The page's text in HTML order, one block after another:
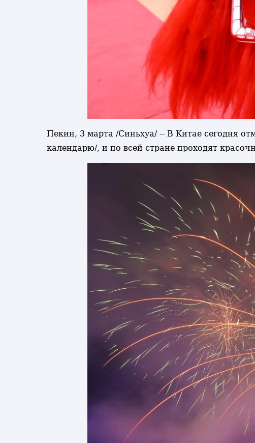
Пекин, 3 марта /Синьхуа/ -- В Китае сегодня
календарю/, и по всей стране проходят